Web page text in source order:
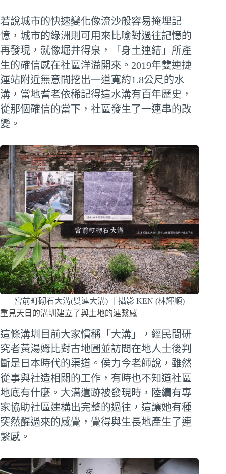
若說城市的快速變化像流沙般容易掩埋記
憶，城市的綠洲則可用來比喻對過往記憶的
再發現，就像堀井得泉，「身土連結」所產
生的確信感在社區洋溢開來。2019年雙連捷
運站附近無意間挖出一道寬約1.8公尺的水
溝，當地耆老依稀記得這水溝有百年歷史，
從那個確信的當下，社區發生了一連串的改
變。
宮前町砌石大溝(雙連大溝) ｜攝影 KEN (林輝順)
重見天日的溝圳建立了與土地的連繫感
這條溝圳目前大家慣稱「大溝」，經民間研
究者黃湯姆比對古地圖並訪問在地人士後判
斷是日本時代的渠道。侯力今老師說，雖然
從事與社造相關的工作，有時也不知道社區
地底有什麼。大溝遺跡被發現時，陸續有專
家協助社區建構出完整的過往，這讓她有種
突然醒過來的感覺，覺得與生長地產生了連
繫感。